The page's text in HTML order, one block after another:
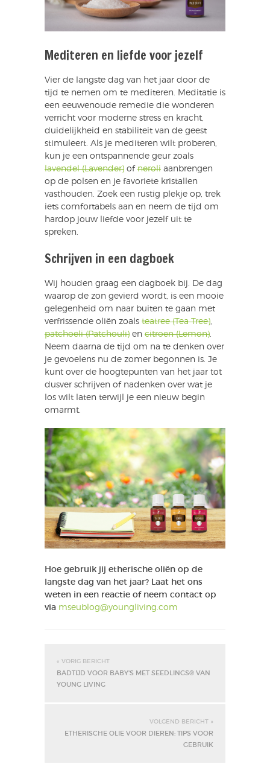
Mediteren en liefde voor jezelf
Vier de langste dag van het jaar door de
tijd te nemen om te mediteren. Meditatie is
een eeuwenoude remedie die wonderen
verricht voor moderne stress en kracht,
duidelijkheid en stabiliteit van de geest
stimuleert. Als je mediteren wilt proberen,
kun je een ontspannende geur zoals
lavendel (Lavender) of neroli aanbrengen
op de polsen en je favoriete kristallen
vasthouden. Zoek een rustig plekje op, trek
iets comfortabels aan en neem de tijd om
hardop jouw liefde voor jezelf uit te
spreken.
Schrijven in een dagboek
Wij houden graag een dagboek bij. De dag
waarop de zon gevierd wordt, is een mooie
gelegenheid om naar buiten te gaan met
verfrissende oliën zoals teatree (Tea Tree),
patchoeli (Patchouli) en citroen (Lemon).
Neem daarna de tijd om na te denken over
je gevoelens nu de zomer begonnen is. Je
kunt over de hoogtepunten van het jaar tot
dusver schrijven of nadenken over wat je
los wilt laten terwijl je een nieuw begin
omarmt.
Hoe gebruik jij etherische oliën op de
langste dag van het jaar? Laat het ons
weten in een reactie of neem contact op
via mseublog@youngliving.com
« VORIG BERICHT
BADTIJD VOOR BABY'S MET SEEDLINGS® VAN
YOUNG LIVING
VOLGEND BERICHT »
ETHERISCHE OLIE VOOR DIEREN: TIPS VOOR
GEBRUIK